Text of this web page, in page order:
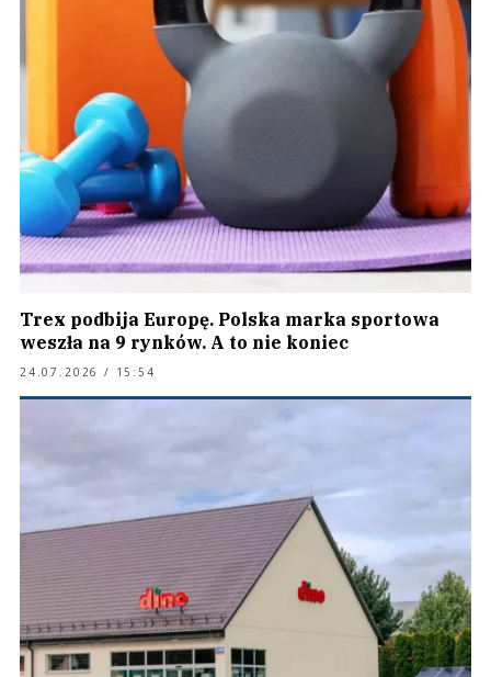
Trex podbija Europę. Polska marka sportowa
weszła na 9 rynków. A to nie koniec
24.07.2026 / 15:54